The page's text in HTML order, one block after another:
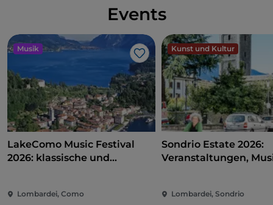
Events
Musik
Like
LakeComo Music Festival
2026: klassische und
am Comer See
Lombardei, Como
Kunst und Kultur
Sondrio Estate 2026:
Veranstaltungen,
Lombardei, Sondrio